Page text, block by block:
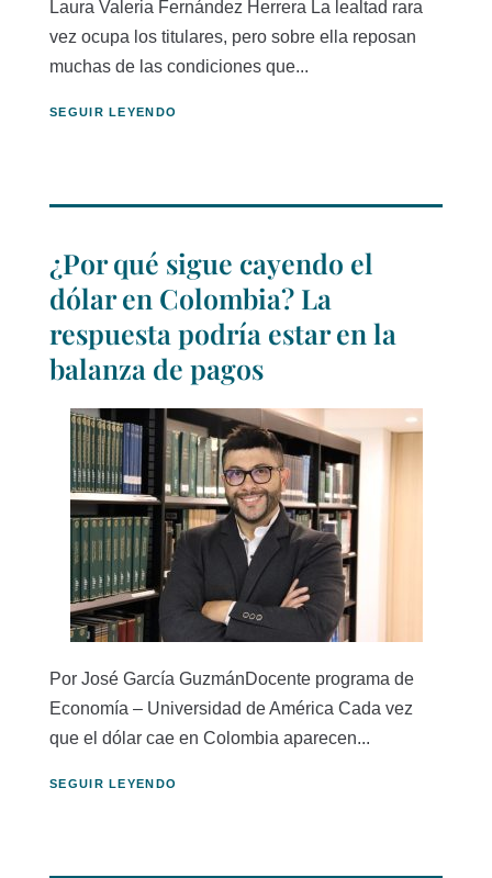
Laura Valeria Fernández Herrera La lealtad rara
vez ocupa los titulares, pero sobre ella reposan
muchas de las condiciones que...
SEGUIR LEYENDO
¿Por qué sigue cayendo el
dólar en Colombia? La
respuesta podría estar en la
balanza de pagos
Por José García GuzmánDocente programa de
Economía – Universidad de América Cada vez
que el dólar cae en Colombia aparecen...
SEGUIR LEYENDO